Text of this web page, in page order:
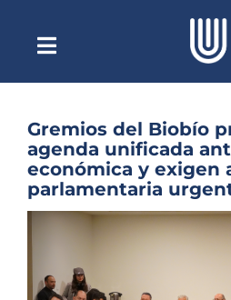
contenidoToggle
NavigationEscuchar Radio
Quiénes
Noticias
Gremios del Biobío
agenda unificada
económica y exigen
parlamentaria
grande